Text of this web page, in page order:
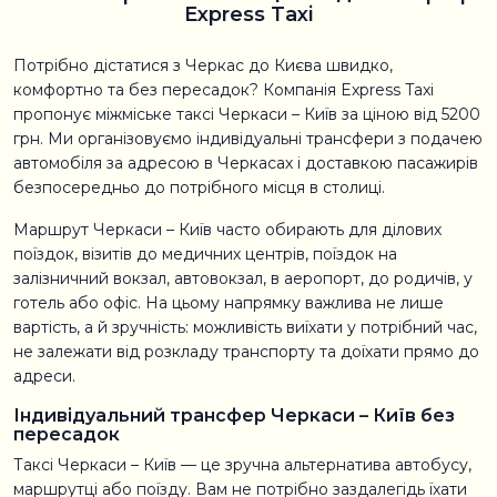
Express Taxi
Потрібно дістатися з Черкас до Києва швидко,
комфортно та без пересадок? Компанія Express Taxi
пропонує міжміське таксі Черкаси – Київ за ціною від 5200
грн. Ми організовуємо індивідуальні трансфери з подачею
автомобіля за адресою в Черкасах і доставкою пасажирів
безпосередньо до потрібного місця в столиці.
Маршрут Черкаси – Київ часто обирають для ділових
поїздок, візитів до медичних центрів, поїздок на
залізничний вокзал, автовокзал, в аеропорт, до родичів, у
готель або офіс. На цьому напрямку важлива не лише
вартість, а й зручність: можливість виїхати у потрібний час,
не залежати від розкладу транспорту та доїхати прямо до
адреси.
Індивідуальний трансфер Черкаси – Київ без
пересадок
Таксі Черкаси – Київ — це зручна альтернатива автобусу,
маршрутці або поїзду. Вам не потрібно заздалегідь їхати